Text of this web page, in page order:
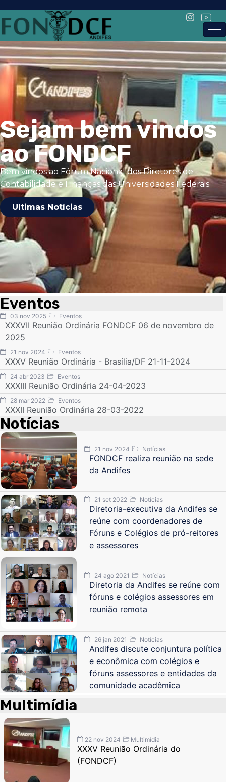
Sejam bem vindos
ao FONDCF
Bem vindos ao Fórum Nacional dos Diretores de
Contabilidade e Finanças das Universidades Federais.
Ultimas Notícias
Eventos
03 nov 2025 Eventos
XXXVII Reunião Ordinária FONDCF 06 de novembro de
2025
21 nov 2024 Eventos
XXXV Reunião Ordinária - Brasília/DF 21-11-2024
24 abr 2023 Eventos
XXXIII Reunião Ordinária 24-04-2023
28 mar 2022 Eventos
XXXII Reunião Ordinária 28-03-2022
Notícias
21 nov 2024 Notícias
FONDCF realiza reunião na sede
da Andifes
21 set 2022 Notícias
Diretoria-executiva da Andifes se
reúne com coordenadores de
Fóruns e Colégios de pró-reitores
e assessores
24 ago 2021 Notícias
Diretoria da Andifes se reúne com
fóruns e colégios assessores em
reunião remota
26 jan 2021 Notícias
Andifes discute conjuntura política
e econômica com colégios e
fóruns assessores e entidades da
comunidade acadêmica
Multimídia
22 nov 2024 Multimídia
XXXV Reunião Ordinária do
(FONDCF)